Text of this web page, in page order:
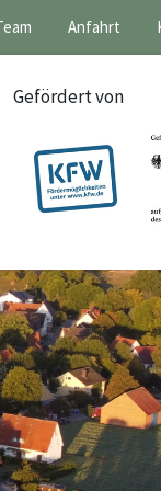
Anfahrt
Gefördert von